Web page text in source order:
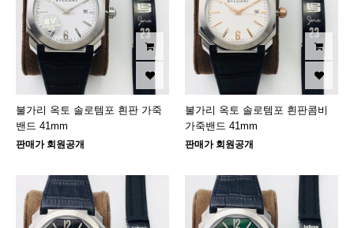
불가리 옥토 솔로템포 흰판 가죽
밴드 41mm
판매가 회원공개
불가리 옥토 솔로템포 흰판콤비
가죽밴드 41mm
판매가 회원공개